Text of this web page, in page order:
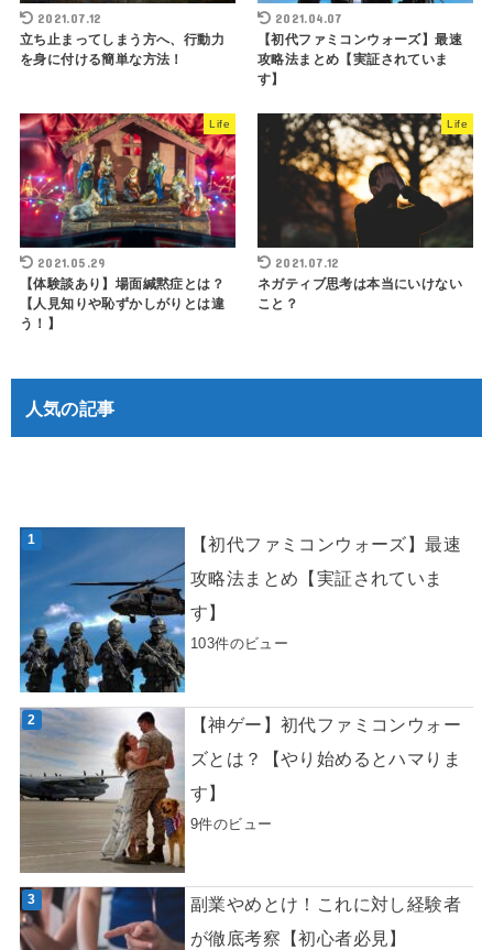
2021.07.12
立ち止まってしまう方へ、行動力
を身に付ける簡単な方法！
2021.04.07
【初代ファミコンウォーズ】最速
攻略法まとめ【実証されていま
す】
Life
2021.05.29
【体験談あり】場面緘黙症とは？
【人見知りや恥ずかしがりとは違
う！】
Life
2021.07.12
ネガティブ思考は本当にいけない
こと？
人気の記事
【初代ファミコンウォーズ】最速
攻略法まとめ【実証されていま
す】
103件のビュー
【神ゲー】初代ファミコンウォー
ズとは？【やり始めるとハマりま
す】
9件のビュー
副業やめとけ！これに対し経験者
が徹底考察【初心者必見】